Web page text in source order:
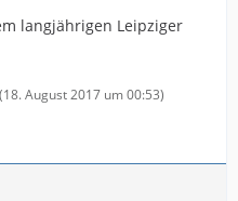
langjährigen Leipziger
(18. August 2017 um 00:53)